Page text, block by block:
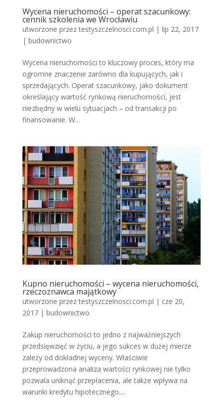
Wycena nieruchomości – operat szacunkowy:
cennik szkolenia we Wrocławiu
utworzone przeztestyszczelnosci.com.pl | lip 22, 2017
| budownictwo
Wycena nieruchomości to kluczowy proces, który ma
ogromne znaczenie zarówno dla kupujących, jak i
sprzedających. Operat szacunkowy, jako dokument
określający wartość rynkową nieruchomości, jest
niezbędny w wielu sytuacjach – od transakcji po
finansowanie. W...
Kupno nieruchomości – wycena nieruchomości,
rzeczoznawca majątkowy
utworzone przeztestyszczelnosci.com.pl | cze 20,
2017| budownictwo
Zakup nieruchomości to jedno z najważniejszych
przedsięwzięć w życiu, a jego sukces w dużej mierze
zależy od dokładnej wyceny. Właściwie
przeprowadzona analiza wartości rynkowej nie tylko
pozwala uniknąć przepłacenia, ale także wpływa na
warunki kredytu hipotecznego....